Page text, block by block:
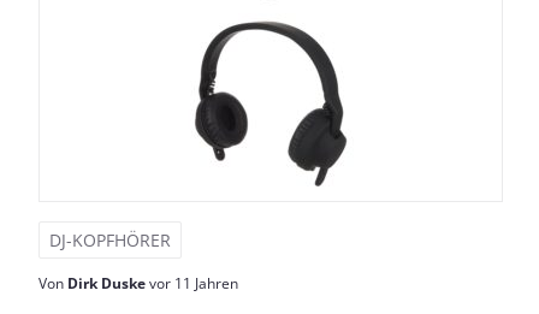
DJ-KOPFHÖRER
Von Dirk Duskevor 11 Jahren